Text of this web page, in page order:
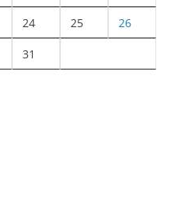
24 25 26
31